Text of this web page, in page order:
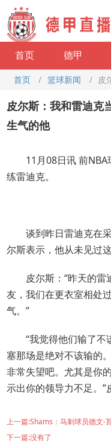
首页 德甲
首页 / 篮球新闻 /
皮
没见过那么生气的他
皮尔斯：我和雷迪克
生气的他
11月08日讯 前NBA
练雷迪克。
谈到昨日雷迪克在采
尔斯表示，他从未见过
皮尔斯：“昨天的雷
友，我们在更衣室相处
气。”
“我觉得他们输了不
塞那场是绝对不该输的
非常失望吧。尤其是你
示出你的领导力不足。”
上一篇:Shams：马刺球员德文-
下一篇:没有了